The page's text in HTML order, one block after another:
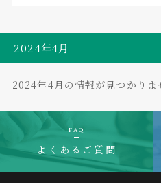
2024年4月
2024年4月の情報が見つかりま
FAQ
よくあるご質問